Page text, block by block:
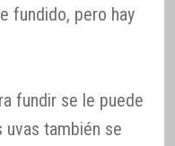
fundido, pero hay
fundir se le puede
uvas también se